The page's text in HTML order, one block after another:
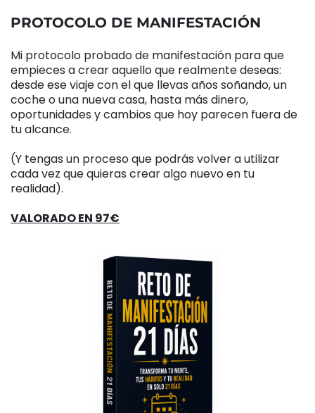
PROTOCOLO DE MANIFESTACIÓN
Mi protocolo probado de manifestación para que
empieces a crear aquello que realmente deseas:
desde ese viaje con el que llevas años soñando, un
coche o una nueva casa, hasta más dinero,
oportunidades y cambios que hoy parecen fuera de
tu alcance.
(Y tengas un proceso que podrás volver a utilizar
cada vez que quieras crear algo nuevo en tu
realidad).
VALORADO EN 97€